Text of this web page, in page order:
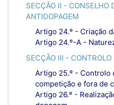
SECÇÃO II - CONSELHO
ANTIDOPAGEM
Artigo 24.º - Criação
Artigo 24.º-A -
SECÇÃO III - CONTROLO
Artigo 25.º - Controlo
competição e fora de
Artigo 26.º -